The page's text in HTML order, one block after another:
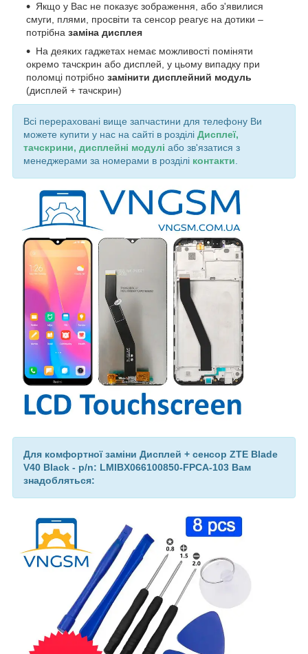
Якщо у Вас не показує зображення, або з'явилися
смуги, плями, просвіти та сенсор реагує на дотики –
потрібна заміна дисплея
На деяких гаджетах немає можливості поміняти
окремо тачскрин або дисплей, у цьому випадку при
поломці потрібно замінити дисплейний модуль
(дисплей + тачскрин)
Всі перераховані вище запчастини для телефону Ви
можете купити у нас на сайті в розділі Дисплеї,
тачскрини, дисплейні модулі або зв'язатися з
менеджерами за номерами в розділі контакти
Для комфортної заміни Дисплей + сенсор ZTE Blade
V40 Black - p/n: LMIBX066100850-FPCA-103 Вам
знадобляться: